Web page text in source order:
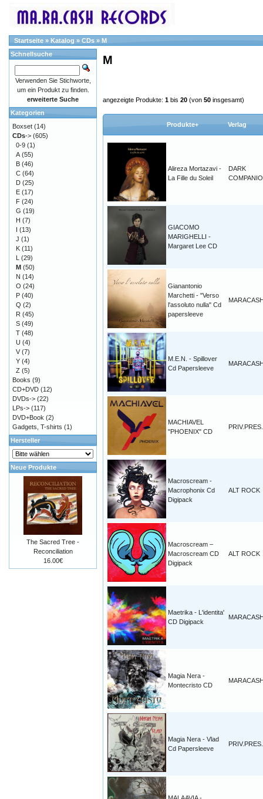
Startseite » Katalog » CDs » M
M
angezeigte Produkte: 1 bis 20 (von 50 insgesamt)
Produkte+ Verlag
Alireza Mortazavi -
La Fille du Soleil
DARK
GIACOMO
MARIGHELLI -
Margaret Lee CD
Gianantonio
Marchetti - "Verso
l'assoluto nulla" Cd
papersleeve
M.E.N. - Spillover
Cd Papersleeve
MACHIAVEL
"PHOENIX" CD
PRIV.PRES.
Macroscream -
Macrophonix Cd
Digipack
ALT ROCK
Macroscream –
Macroscream CD
Digipack
ALT ROCK
Maetrika - L'identita'
CD Digipack
Magia Nera -
Montecristo CD
Magia Nera - Vlad
Cd Papersleeve
PRIV.PRES.
Schnellsuche
Verwenden Sie Stichworte,
um ein Produkt zu finden.
erweiterte Suche
Kategorien
Boxset (14)
CDs-> (605)
0-9 (1)
A (55)
B (46)
C (64)
D (25)
E (17)
F (24)
G (19)
H (7)
I (13)
J (1)
K (11)
L (29)
M (50)
N (14)
O (24)
P (40)
Q (2)
R (45)
S (49)
T (48)
U (4)
V (7)
Y (4)
Z (5)
Books (9)
CD+DVD (12)
DVDs-> (22)
LPs-> (117)
DVD+Book (2)
Gadgets, T-shirts (1)
Hersteller
Neue Produkte
The Sacred Tree -
Reconciliation
16.00€